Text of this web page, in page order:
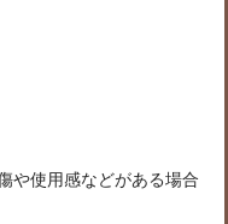
や使用感などがある場合